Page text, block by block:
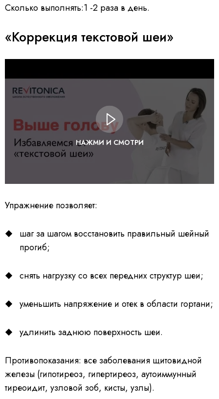
Сколько выполнять:1 -2 раза в день.
«Коррекция текстовой шеи»
НАЖМИ И СМОТРИ
Упражнение позволяет:
шаг за шагом восстановить правильный шейный
прогиб;
снять нагрузку со всех передних структур шеи;
уменьшить напряжение и отек в области гортани;
удлинить заднюю поверхность шеи.
Противопоказания: все заболевания щитовидной
железы (гипотиреоз, гипертиреоз, аутоиммунный
тиреоидит, узловой зоб, кисты, узлы).